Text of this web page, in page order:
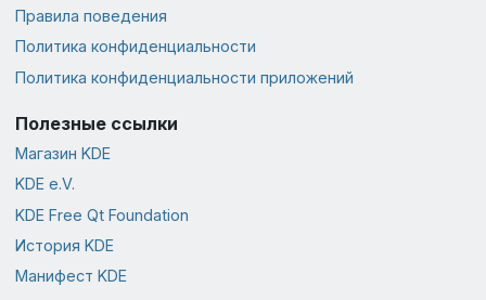
Правила поведения
Политика конфиденциальности
Политика конфиденциальности приложений
Полезные ссылки
Магазин KDE
KDE e.V.
KDE Free Qt Foundation
История KDE
Манифест KDE